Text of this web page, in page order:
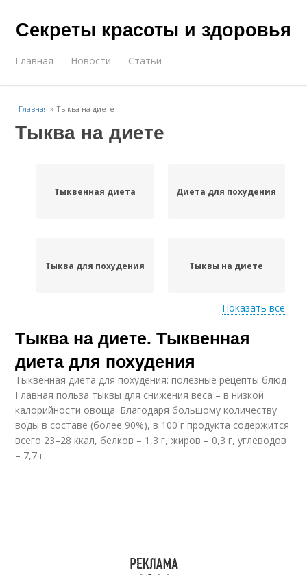
Секреты красоты и здоровья
Главная Новости Статьи
Главная »Тыква на диете
Тыква на диете
Тыквенная диета Диета для похудения
Тыква для похудения Тыквы на диете
Тыква с кефиром Тыквы для здоровья
Блюда из тыквы
Показать все
Тыква на диете. Тыквенная
диета для похудения
Тыквенная диета для похудения: полезные рецепты блюд
Главная польза тыквы для снижения веса – в низкой
калорийности овоща. Благодаря большому количеству
воды в составе (более 90%), в 100 г продукта содержится
всего 23–28 ккал, белков – 1,3 г, жиров – 0,3 г, углеводов
– 7,7 г.